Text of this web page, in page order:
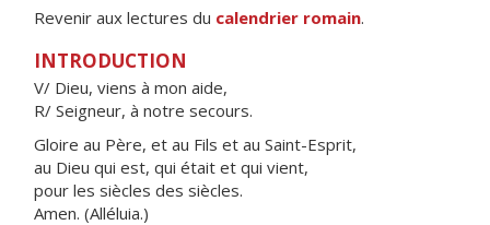
Revenir aux lectures du calendrier romain.
INTRODUCTION
V/ Dieu, viens à mon aide,
R/ Seigneur, à notre secours.
Gloire au Père, et au Fils et au Saint-Esprit,
au Dieu qui est, qui était et qui vient,
pour les siècles des siècles.
Amen. (Alléluia.)